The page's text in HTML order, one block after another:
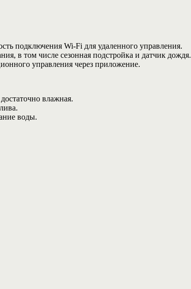
подключения Wi-Fi для удаленного управления.
в том числе сезонная подстройка и датчик дождя.
управления через приложение.
влажная.
воды.